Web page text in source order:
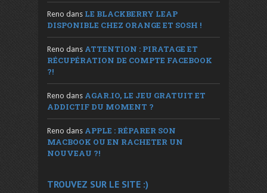
Reno dans LE BLACKBERRY LEAP
DISPONIBLE CHEZ ORANGE ET SOSH !
Reno dans ATTENTION : PIRATAGE ET
RÉCUPÉRATION DE COMPTE FACEBOOK
?!
Reno dans AGAR.IO, LE JEU GRATUIT ET
ADDICTIF DU MOMENT ?
Reno dans APPLE : RÉPARER SON
MACBOOK OU EN RACHETER UN
NOUVEAU ?!
TROUVEZ SUR LE SITE :)